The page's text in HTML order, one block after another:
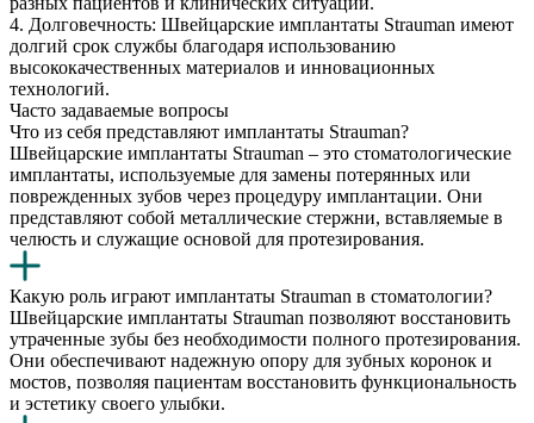
4. Долговечность: Швейцарские имплантаты Strauman имеют
долгий срок службы благодаря использованию
высококачественных материалов и инновационных
технологий.
Часто задаваемые вопросы
Что из себя представляют имплантаты Strauman?
Швейцарские имплантаты Strauman – это стоматологические
имплантаты, используемые для замены потерянных или
поврежденных зубов через процедуру имплантации. Они
представляют собой металлические стержни, вставляемые в
челюсть и служащие основой для протезирования.
Какую роль играют имплантаты Strauman в стоматологии?
Швейцарские имплантаты Strauman позволяют восстановить
утраченные зубы без необходимости полного протезирования.
Они обеспечивают надежную опору для зубных коронок и
мостов, позволяя пациентам восстановить функциональность
и эстетику своего улыбки.